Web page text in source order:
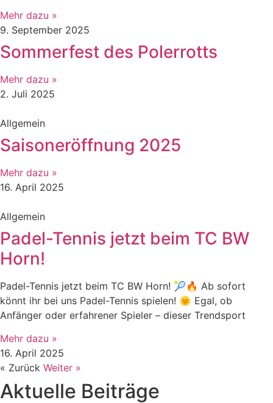
Mehr dazu »
9. September 2025
Sommerfest des Polerrotts
Mehr dazu »
2. Juli 2025
Allgemein
Saisoneröffnung 2025
Mehr dazu »
16. April 2025
Allgemein
Padel-Tennis jetzt beim TC BW
Horn!
Padel-Tennis jetzt beim TC BW Horn! 🎾🔥 Ab sofort
könnt ihr bei uns Padel-Tennis spielen! 🌞 Egal, ob
Anfänger oder erfahrener Spieler – dieser Trendsport
Mehr dazu »
16. April 2025
« Zurück Weiter »
Aktuelle Beiträge